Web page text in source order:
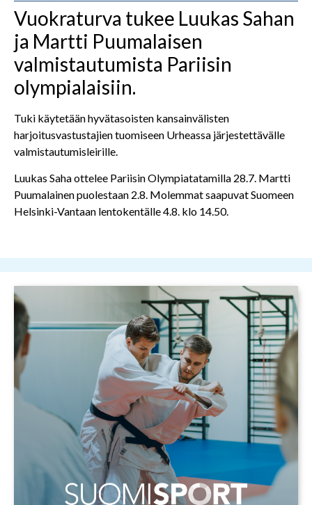
Vuokraturva tukee Luukas Sahan
ja Martti Puumalaisen
valmistautumista Pariisin
olympialaisiin.
Tuki käytetään hyvätasoisten kansainvälisten
harjoitusvastustajien tuomiseen Urheassa järjestettävälle
valmistautumisleirille.
Luukas Saha ottelee Pariisin Olympiatatamilla 28.7. Martti
Puumalainen puolestaan 2.8. Molemmat saapuvat Suomeen
Helsinki-Vantaan lentokentälle 4.8. klo 14.50.